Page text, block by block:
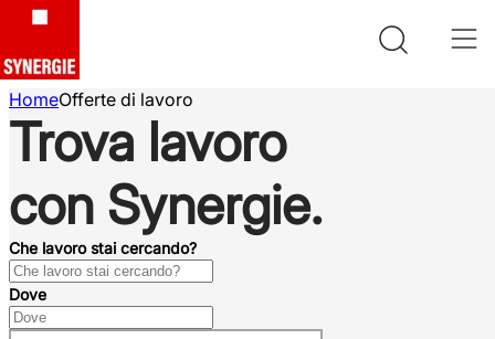
HomeOfferte di lavoro
Trova lavoro
con Synergie.
Che lavoro stai cercando?
Dove